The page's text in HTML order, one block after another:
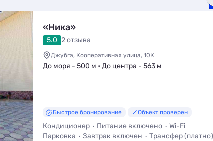
«Ника»
5.0 2 отзыва
Джубга, Кооперативная улица, 10К
До моря - 500 м • До центра - 563 м
Быстрое бронирование Объект проверен
Кондиционер Питание включено
Wi-Fi
Парковка
Завтрак включен
Трансфер (платно)